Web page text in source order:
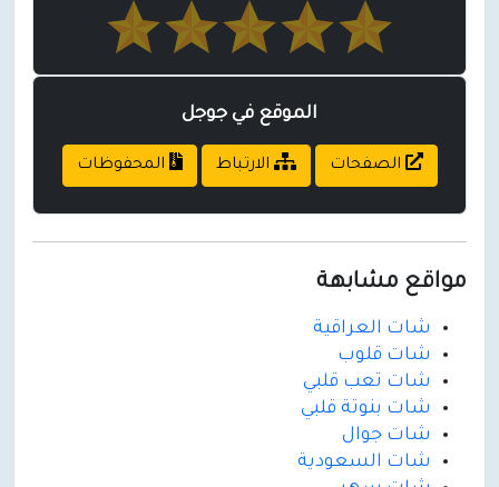
الموقع في جوجل
الصفحات الارتباط المحفوظات
مواقع مشابهة
شات العراقية
شات قلوب
شات تعب قلبي
شات بنوتة قلبي
شات جوال
شات السعودية